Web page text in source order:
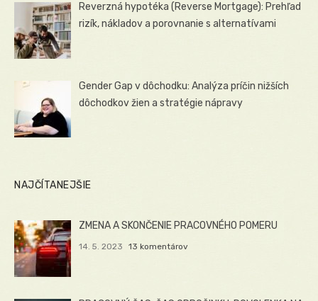
Reverzná hypotéka (Reverse Mortgage): Prehľad
rizík, nákladov a porovnanie s alternatívami
Gender Gap v dôchodku: Analýza príčin nižších
dôchodkov žien a stratégie nápravy
NAJČÍTANEJŠIE
ZMENA A SKONČENIE PRACOVNÉHO POMERU
14. 5. 2023 13 komentárov